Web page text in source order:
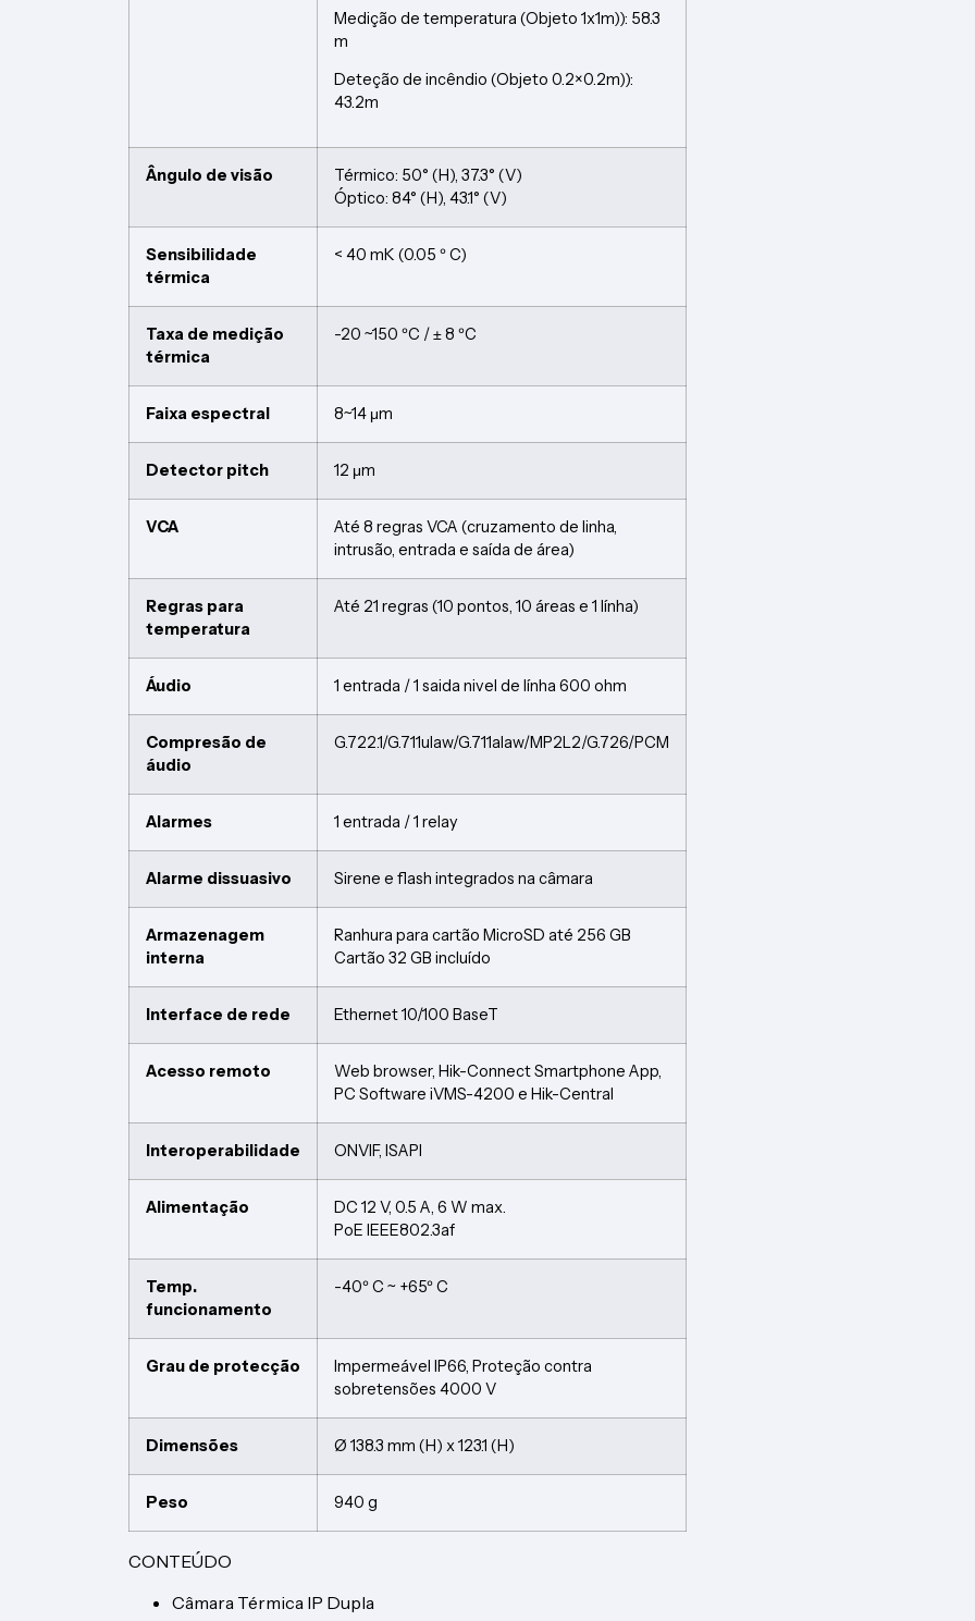
Medição de temperatura (Objeto 1x1m)): 58.3
m
Deteção de incêndio (Objeto 0.2×0.2m)):
43.2m
Ângulo de visão
Térmico: 50° (H), 37.3° (V)
Óptico: 84° (H), 43.1° (V)
Sensibilidade
térmica
< 40 mK (0.05 º C)
Taxa de medição
térmica
-20 ~150 ºC / ± 8 ºC
Faixa espectral 8~14 μm
Detector pitch 12 μm
VCA
Até 8 regras VCA (cruzamento de linha,
intrusão, entrada e saída de área)
Regras para
temperatura
Até 21 regras (10 pontos, 10 áreas e 1 línha)
Áudio 1 entrada / 1 saida nivel de línha 600 ohm
Compresão de
áudio
G.722.1/G.711ulaw/G.711alaw/MP2L2/G.726/PCM
Alarmes 1 entrada / 1 relay
Alarme dissuasivo Sirene e flash integrados na câmara
Armazenagem
interna
Ranhura para cartão MicroSD até 256 GB
Cartão 32 GB incluído
Interface de rede Ethernet 10/100 BaseT
Acesso remoto
Web browser, Hik-Connect Smartphone App,
PC Software iVMS-4200 e Hik-Central
Interoperabilidade ONVIF, ISAPI
Alimentação
DC 12 V, 0.5 A, 6 W max.
PoE IEEE802.3af
Temp.
funcionamento
-40º C ~ +65º C
Grau de protecção
Impermeável IP66, Proteção contra
sobretensões 4000 V
Dimensões Ø 138.3 mm (H) x 123.1 (H)
Peso 940 g
CONTEÚDO
Câmara Térmica IP Dupla